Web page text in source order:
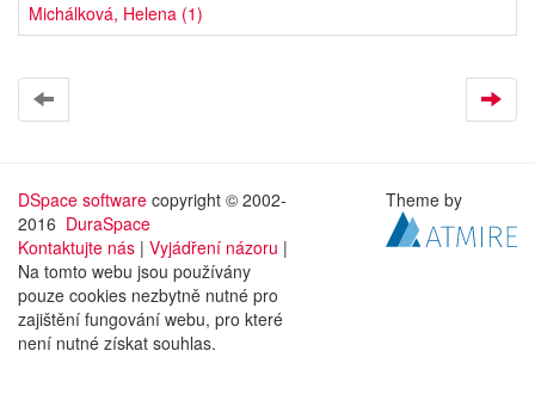
Michálková, Helena (1)
DSpace software copyright © 2002-
2016 DuraSpace
Kontaktujte nás | Vyjádření názoru |
Na tomto webu jsou používány
pouze cookies nezbytně nutné pro
zajištění fungování webu, pro které
není nutné získat souhlas.
Theme by